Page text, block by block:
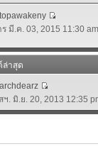
topawakeny
ร มี.ค. 03, 2015 11:30 am
ล่าสุด
archdearz
ฯ. มิ.ย. 20, 2013 12:35